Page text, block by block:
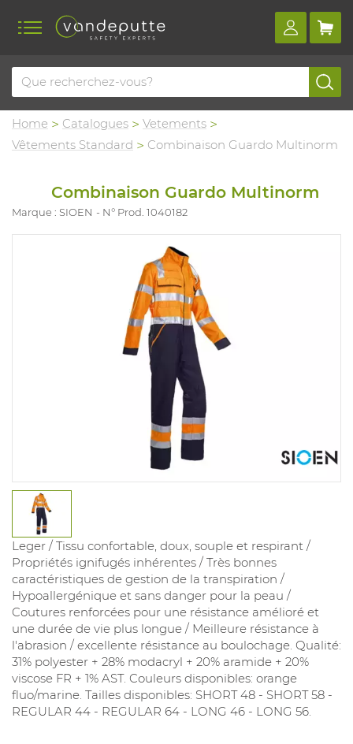
Home Catalogues
Vetements
Vêtements Standard
Combinaison Guardo Multinorm
Combinaison Guardo Multinorm
Marque : SIOEN N° Prod. 1040182
Leger / Tissu confortable, doux, souple et respirant /
Propriétés ignifugés inhérentes / Très bonnes
caractéristiques de gestion de la transpiration /
Hypoallergénique et sans danger pour la peau /
Coutures renforcées pour une résistance amélioré et
une durée de vie plus longue / Meilleure résistance à
l'abrasion / excellente résistance au boulochage. Qualité:
31% polyester + 28% modacryl + 20% aramide + 20%
viscose FR + 1% AST. Couleurs disponibles: orange
fluo/marine. Tailles disponibles: SHORT 48 - SHORT 58 -
REGULAR 44 - REGULAR 64 - LONG 46 - LONG 56.